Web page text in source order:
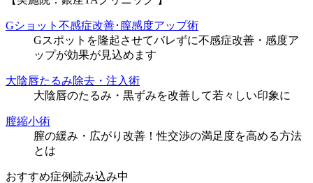
Gショット不感症改善･膣感度アップ術
Gスポットを隆起させてバレずに不感症改善・感度ア
ップが効果が見込めます
大陰唇たるみ除去・注入術
大陰唇のたるみ・黒ずみを改善して若々しい印象に
膣縮小術
膣の緩み・広がり改善！性交渉の満足度を高める方法
とは
おすすめ症例読み込み中